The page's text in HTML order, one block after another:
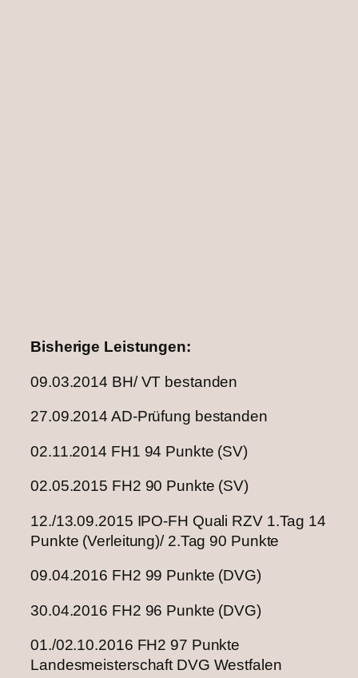
Bisherige Leistungen:
09.03.2014 BH/ VT bestanden
27.09.2014 AD-Prüfung bestanden
02.11.2014 FH1 94 Punkte (SV)
02.05.2015 FH2 90 Punkte (SV)
12./13.09.2015 IPO-FH Quali RZV 1.Tag 14
Punkte (Verleitung)/ 2.Tag 90 Punkte
09.04.2016 FH2 99 Punkte (DVG)
30.04.2016 FH2 96 Punkte (DVG)
01./02.10.2016 FH2 97 Punkte
Landesmeisterschaft DVG Westfalen